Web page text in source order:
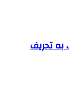
به تحریف